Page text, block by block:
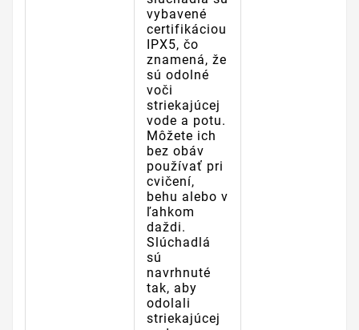
vybavené
certifikáciou
IPX5, čo
znamená, že
sú odolné
voči
striekajúcej
vode a potu.
Môžete ich
bez obáv
používať pri
cvičení,
behu alebo v
ľahkom
daždi.
Slúchadlá
sú
navrhnuté
tak, aby
odolali
striekajúcej